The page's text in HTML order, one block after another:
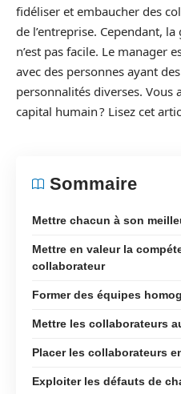
fidéliser et embaucher des
de l’entreprise. Cependant,
n’est pas facile. Le manager
avec des personnes ayant
personnalités diverses. Vous
capital humain ? Lisez cet
Sommaire
Mettre chacun à son
Mettre en valeur la
collaborateur
Former des équipes
Mettre les collaborateurs
Placer les collaborateurs
Exploiter les défauts de